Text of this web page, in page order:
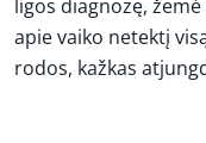
ligos diagnozę,
apie vaiko netektį
rodos, kažkas